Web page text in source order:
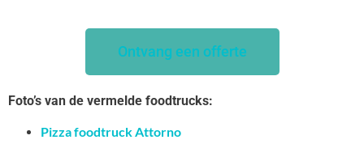
Ontvang een offerte
Foto’s van de vermelde foodtrucks:
Pizza foodtruck Attorno